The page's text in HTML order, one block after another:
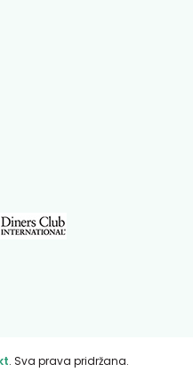
. Sva prava pridržana.